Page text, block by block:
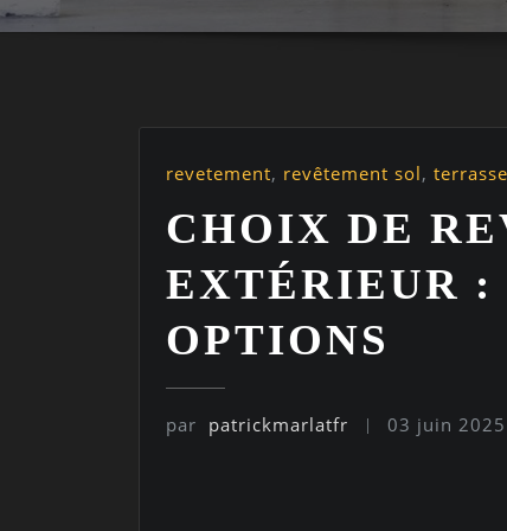
revetement, revêtement sol, terrasse
CHOIX DE
EXTÉRIEUR :
OPTIONS
par patrickmarlatfr 03 juin 2025